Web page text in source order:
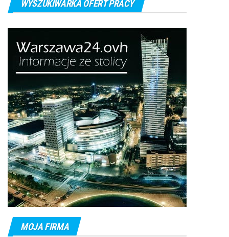
WYSZUKIWARKA OFERT PRACY
MOJA FIRMA